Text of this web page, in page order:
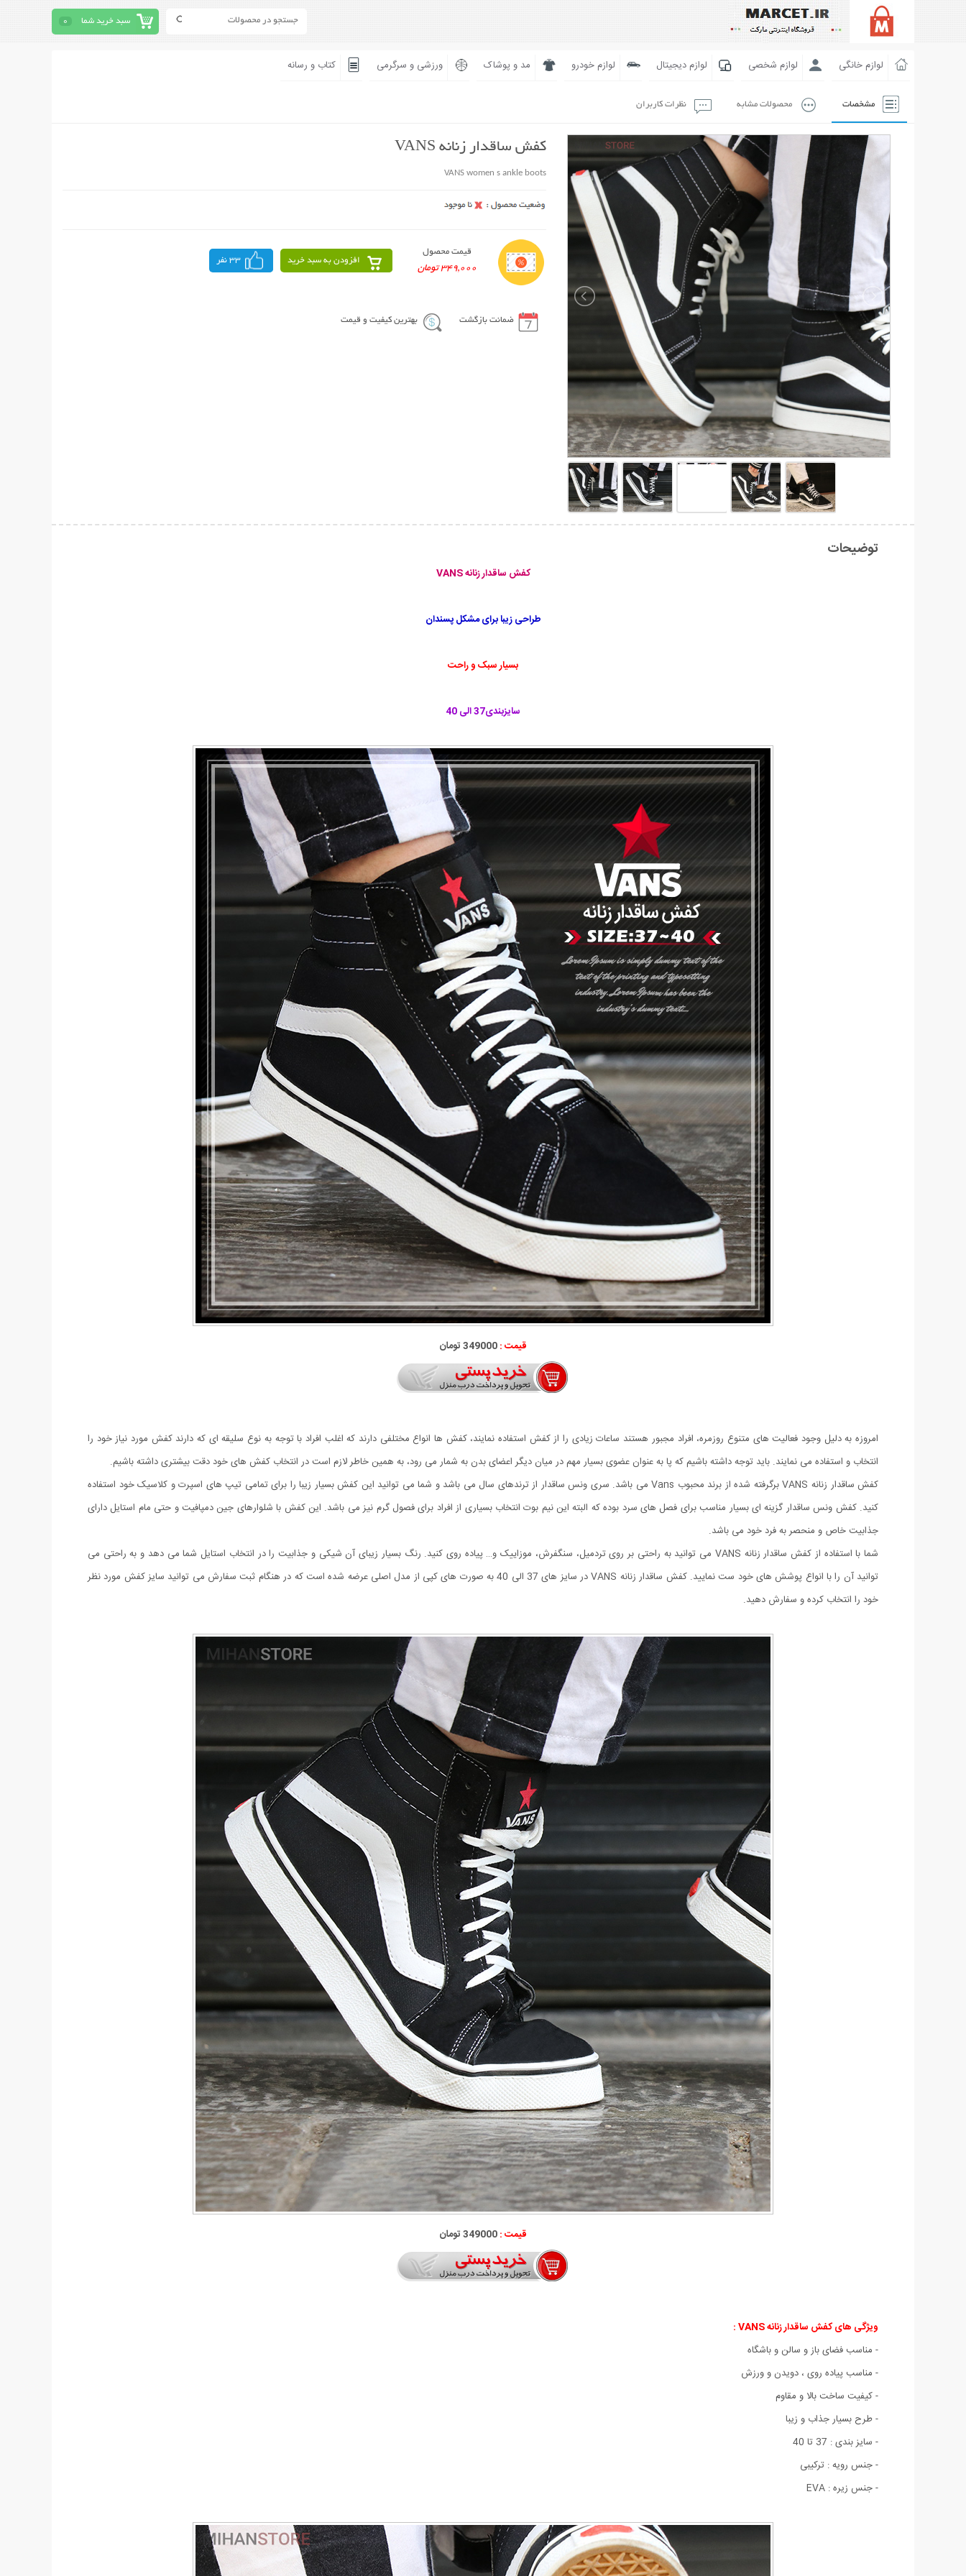
سبد خرید شما 0
لوازم خانگی لوازم شخصی لوازم دیجیتال لوازم خودرو مد و پوشاک ورزشی و سرگرمی کتاب و رسانه
مشخصات محصولات مشابه نظرات کاربران
کفش ساقدار زنانه VANS
VANS women s ankle boots
قیمت محصول
349,000 تومان
افزودن به سبد خرید 33 نفر
ضمانت بازگشت بهترین کیفیت و قیمت
توضیحات
کفش ساقدار زنانه VANS
طراحی زیبا برای مشکل پسندان
بسیار سبک و راحت
سایزبندی37 الی 40
قیمت :349000 تومان
امروزه به دلیل وجود فعالیت های متنوع روزمره، افراد مجبور هستند ساعات زیادی را از کفش استفاده نمایند، کفش ها انواع مختلفی دارند که اغلب افراد با توجه به نوع سلیقه ای که دارند کفش مورد نیاز خود را
انتخاب و استفاده می نمایند. باید توجه داشته باشیم که پا به عنوان عضوی بسیار مهم در میان دیگر اعضای بدن به شمار می رود، به همین خاطر لازم است در انتخاب کفش های خود دقت بیشتری داشته باشیم.
کفش ساقدار زنانه VANS برگرفته شده از برند محبوب Vans می باشد. سری ونس ساقدار از ترندهای سال می باشد و شما می توانید این کفش بسیار زیبا را برای تمامی تیپ های اسپرت و کلاسیک خود استفاده
کنید. کفش ونس ساقدار گزینه ای بسیار مناسب برای فصل های سرد بوده که البته این نیم بوت انتخاب بسیاری از افراد برای فصول گرم نیز می باشد. این کفش با شلوارهای جین دمپافیت و حتی مام استایل دارای
جذابیت خاص و منحصر به فرد خود می باشد.
شما با استفاده از کفش ساقدار زنانه VANS می توانید به راحتی بر روی تردمیل، سنگفرش، موزاییک و… پیاده روی کنید. رنگ بسیار زیبای آن شیکی و جذابیت را در انتخاب استایل شما می دهد و به راحتی می
توانید آن را با انواع پوشش های خود ست نمایید. کفش ساقدار زنانه VANS در سایز های 37 الی 40 به صورت های کپی از مدل اصلی عرضه شده است که در هنگام ثبت سفارش می توانید سایز کفش مورد نظر
خود را انتخاب کرده و سفارش دهید.
قیمت :349000 تومان
ویژگی های کفش ساقدار زنانه VANS :
- مناسب فضای باز و سالن و باشگاه
- مناسب پیاده روی ، دویدن و ورزش
- کیفیت ساخت بالا و مقاوم
- طرح بسیار جذاب و زیبا
- سایز بندی : 37 تا 40
- جنس رویه : ترکیبی
- جنس زیره : EVA